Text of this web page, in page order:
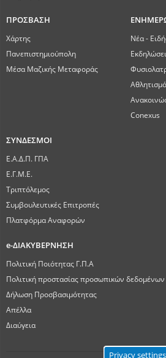
ΠΡΟΣΒΑΣΗ
Χάρτης
Πανεπιστημιούπολη
Μέσα Μαζικής Μεταφοράς
Νέα -
Conexus
ΣΥΝΔΕΣΜΟΙ
Ε.Α.Δ.Π. ΓΠΑ
Ε.Γ.Μ.Ε.
Τριπτόλεμος
Συμβουλευτικές Επιτροπές
Πλατφόρμα Αναφορών
e-ΔΙΑΚΥΒΕΡΝΗΣΗ
Πολιτική Ποιότητας Γ.Π.Α
Πολιτική προστασίας προσωπικών δεδομένων
Δήλωση Προσβασιμότητας
Απέλλα
Διαύγεια
Privacy settings